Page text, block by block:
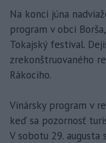
Na konci júna
program v obci
Tokajský festival.
zrekonštruovaného
Rákociho.
Vinársky program v
keď sa pozornosť
V sobotu 29.